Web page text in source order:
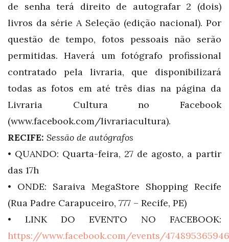
de senha terá direito de autografar 2 (dois)
livros da série A Seleção (edição nacional). Por
questão de tempo, fotos pessoais não serão
permitidas. Haverá um fotógrafo profissional
contratado pela livraria, que disponibilizará
todas as fotos em até três dias na página da
Livraria Cultura no Facebook
(www.facebook.com/livrariacultura).
RECIFE: Sessão de autógrafos
• QUANDO: Quarta-feira, 27 de agosto, a partir
das 17h
• ONDE: Saraiva MegaStore Shopping Recife
(Rua Padre Carapuceiro, 777 – Recife, PE)
• LINK DO EVENTO NO FACEBOOK:
https://www.facebook.com/events/